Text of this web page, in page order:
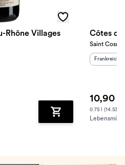
Rhône Villages
Zum Warenkorb
Saint Cosme
Frankreich
10,90 €
0.75 l (14.53 €